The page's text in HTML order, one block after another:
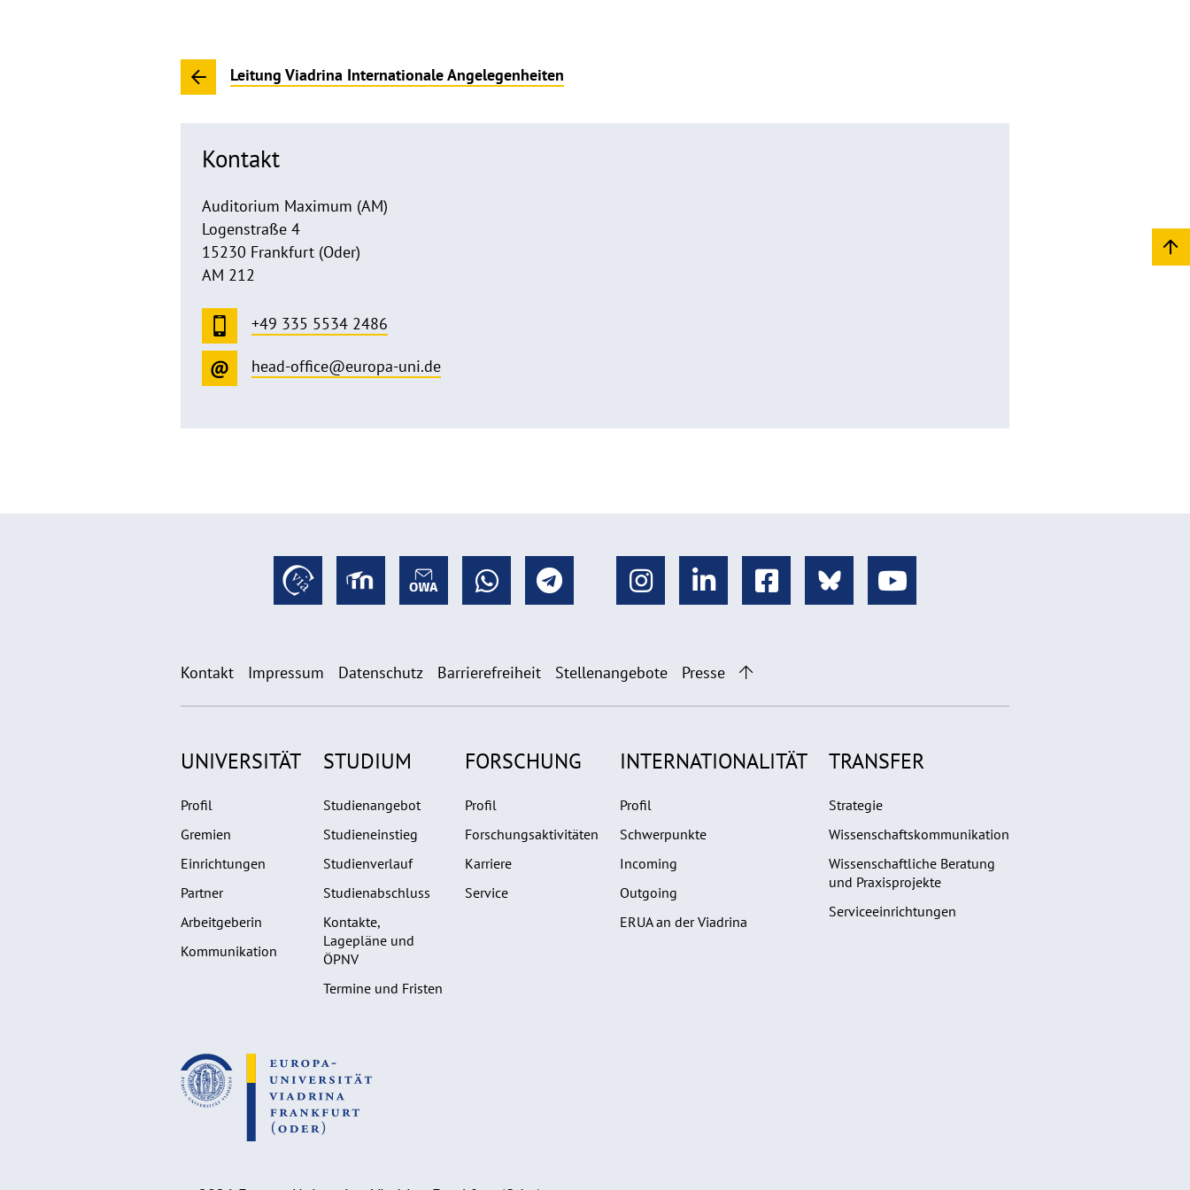
Leitung Viadrina Internationale Angelegenheiten
Kontakt
Auditorium Maximum (AM)
Logenstraße 4
15230 Frankfurt (Oder)
AM 212
+49 335 5534 2486
head-office@europa-uni.de
Kontakt Impressum Datenschutz Barrierefreiheit Stellenangebote Presse
UNIVERSITÄT
Profil
Gremien
Einrichtungen
Partner
Arbeitgeberin
Kommunikation
STUDIUM
Studienangebot
Studieneinstieg
Studienverlauf
Studienabschluss
Kontakte,
Lagepläne und
ÖPNV
Termine und Fristen
FORSCHUNG
Profil
Forschungsaktivitäten
Karriere
Service
INTERNATIONALITÄT
Profil
Schwerpunkte
Incoming
Outgoing
ERUA an der Viadrina
TRANSFER
Strategie
Wissenschaftskommunikation
Wissenschaftliche Beratung
und Praxisprojekte
Serviceeinrichtungen